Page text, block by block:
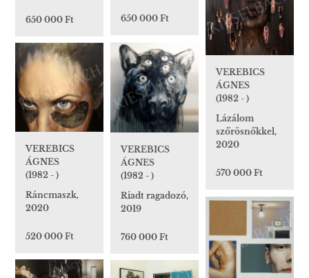
650 000 Ft 650 000 Ft
VEREBICS
ÁGNES
(1982 - )
Lázálom
szőrösnőkkel,
2020
570 000 Ft
VEREBICS
ÁGNES
(1982 - )
Riadt ragadozó,
2019
760 000 Ft
VEREBICS
ÁGNES
(1982 - )
Ráncmaszk,
2020
520 000 Ft